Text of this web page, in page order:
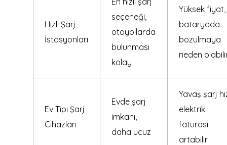
Hızlı Şarj
İstasyonları
seçeneği,
otoyollarda
bulunması
kolay
Yüksek fiyat,
bataryada
bozulmaya
neden
Ev Tipi Şarj
Cihazları
Evde şarj
imkanı,
daha ucuz
Yavaş şarj
elektrik
faturası
artabilir